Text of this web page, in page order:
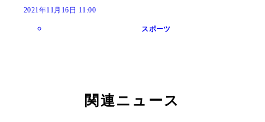
2021年11月16日 11:00
スポーツ
関連ニュース